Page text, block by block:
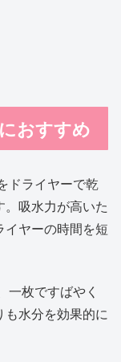
おすすめ
ドライヤーで乾
吸水力が高いた
ヤーの時間を短
一枚ですばやく
水分を効果的に